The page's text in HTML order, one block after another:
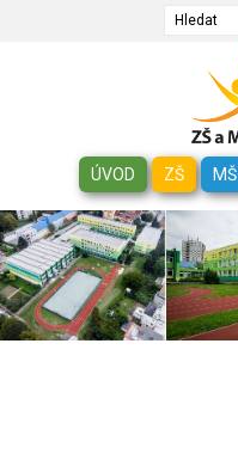
Hledat
ÚVOD ZŠ MŠ